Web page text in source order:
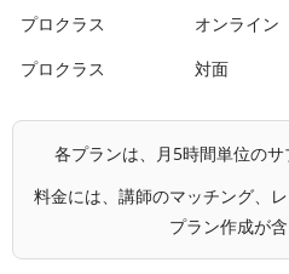
プロクラス
オンライン
プロクラス
対面
各プランは、月5時間単位のサ
料金には、講師のマッチング、
プラン作成が含